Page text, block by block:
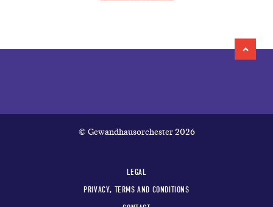
© Gewandhausorchester 2026
LEGAL
PRIVACY, TERMS AND CONDITIONS